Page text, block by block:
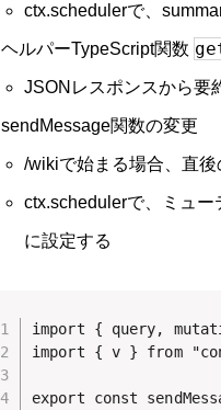
ctx.schedulerで、
ヘルパーTypeScript関数
JSONレスポンスから要
sendMessage関数の変更
/wikiで始まる場合、直
ctx.schedulerで、ミュ
に設定する
import { query,
import { v } from
export const